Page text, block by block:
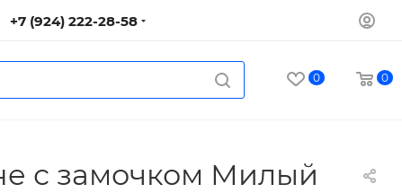
+7 (924) 222-28-58
0 0
с замочком Милый